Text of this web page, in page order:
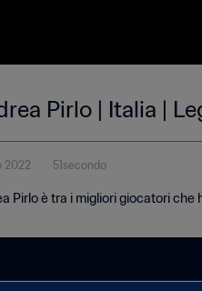
Pirlo | Italia |
2022 51secondo
Pirlo è tra i migliori giocatori che